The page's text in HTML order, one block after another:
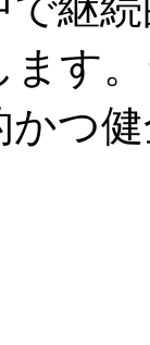
ます
つ